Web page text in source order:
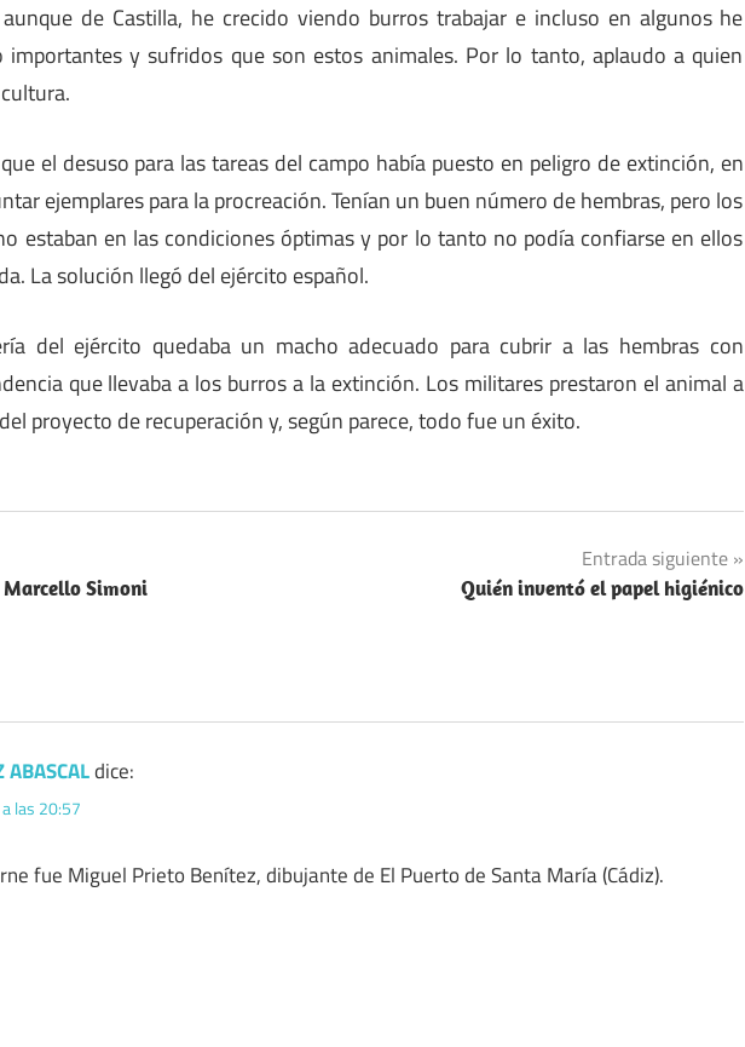
de Castilla, he crecido viendo burros trabajar e incluso en algunos he
y sufridos que son estos animales. Por lo tanto, aplaudo a quien
el desuso para las tareas del campo había puesto en peligro de extinción, en
ejemplares para la procreación. Tenían un buen número de hembras, pero los
estaban en las condiciones óptimas y por lo tanto no podía confiarse en ellos
La solución llegó del ejército español.
del ejército quedaba un macho adecuado para cubrir a las hembras con
que llevaba a los burros a la extinción. Los militares prestaron el animal a
proyecto de recuperación y, según parece, todo fue un éxito.
Simoni
Entrada siguiente
Quién inventó el papel higiénico
ABASCALdice:
las 20:57
fue Miguel Prieto Benítez, dibujante de El Puerto de Santa María (Cádiz).